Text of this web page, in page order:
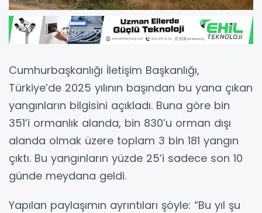
Cumhurbaşkanlığı İletişim Başkanlığı,
Türkiye’de 2025 yılının başından bu yana çıkan
yangınların bilgisini açıkladı. Buna göre bin
351’i ormanlık alanda, bin 830’u orman dışı
alanda olmak üzere toplam 3 bin 181 yangın
çıktı. Bu yangınların yüzde 25’i sadece son 10
günde meydana geldi.
Yapılan paylaşımın ayrıntıları şöyle: “Bu yıl şu